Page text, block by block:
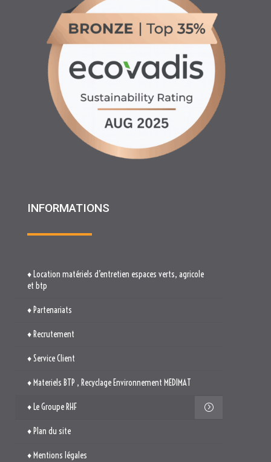
INFORMATIONS
♦ Location matériels d’entretien espaces verts, agricole
et btp
♦ Partenariats
♦ Recrutement
♦ Service Client
♦ Materiels BTP , Recyclage Environnement MEDIMAT
♦ Le Groupe RHF
♦ Plan du site
♦ Mentions légales